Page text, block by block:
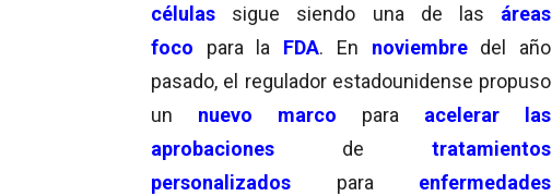
células sigue siendo una de las áreas
foco para la FDA. En noviembre del año
pasado, el regulador estadounidense propuso
un nuevo marco para acelerar las
aprobaciones de tratamientos
personalizados para enfermedades